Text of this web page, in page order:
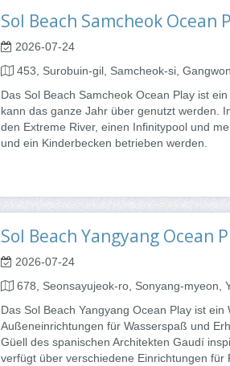
Sol Beach Samcheok Ocean
2026-07-24
453, Surobuin-gil, Samcheok-si,
Das Sol Beach Samcheok Ocean Play ist
kann das ganze Jahr über genutzt werden.
den Extreme River, einen Infinitypool und
und ein Kinderbecken betrieben werden.
Sol Beach Yangyang Ocean
2026-07-24
678, Seonsayujeok-ro, Sonyang-myeon,
Das Sol Beach Yangyang Ocean Play ist
Außeneinrichtungen für Wasserspaß und
Güell des spanischen Architekten Gaudí
verfügt über verschiedene Einrichtungen